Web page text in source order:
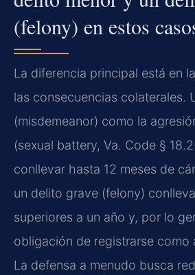
(felony) en estos
La diferencia principal está en
las consecuencias colaterales.
(misdemeanor) como la
(sexual battery, Va. Code §
conllevar hasta 12 meses de
un delito grave (felony)
superiores a un año y, por lo
obligación de registrarse como
La defensa a menudo busca